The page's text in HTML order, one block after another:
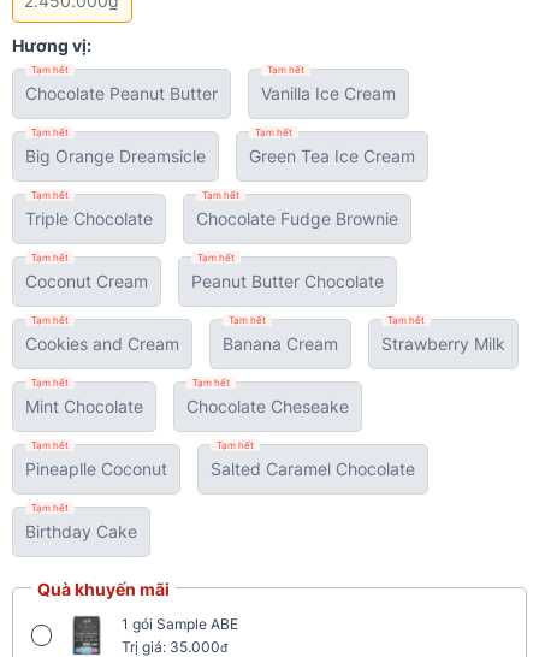
Hương vị:
Tạm hết
Chocolate Peanut Butter
Tạm hết
Vanilla Ice Cream
Tạm hết
Big Orange Dreamsicle
Tạm hết
Green Tea Ice Cream
Tạm hết
Triple Chocolate
Tạm hết
Chocolate Fudge Brownie
Tạm hết
Coconut Cream
Tạm hết
Peanut Butter Chocolate
Tạm hết
Cookies and Cream
Tạm hết
Banana Cream
Tạm hết
Strawberry Milk
Tạm hết
Mint Chocolate
Tạm hết
Chocolate Cheseake
Tạm hết
Pineaplle Coconut
Tạm hết
Salted Caramel Chocolate
Tạm hết
Birthday Cake
Quà khuyến mãi
1 gói Sample ABE
Trị giá: 35.000đ